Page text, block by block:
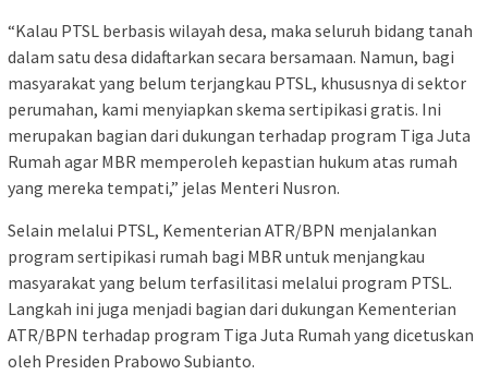
“Kalau PTSL berbasis wilayah desa, maka seluruh bidang tanah
dalam satu desa didaftarkan secara bersamaan. Namun, bagi
masyarakat yang belum terjangkau PTSL, khususnya di sektor
perumahan, kami menyiapkan skema sertipikasi gratis. Ini
merupakan bagian dari dukungan terhadap program Tiga Juta
Rumah agar MBR memperoleh kepastian hukum atas rumah
yang mereka tempati,” jelas Menteri Nusron.
Selain melalui PTSL, Kementerian ATR/BPN menjalankan
program sertipikasi rumah bagi MBR untuk menjangkau
masyarakat yang belum terfasilitasi melalui program PTSL.
Langkah ini juga menjadi bagian dari dukungan Kementerian
ATR/BPN terhadap program Tiga Juta Rumah yang dicetuskan
oleh Presiden Prabowo Subianto.